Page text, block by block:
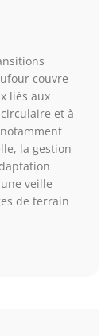
couvre
liés aux
et à
la gestion
veille
de terrain